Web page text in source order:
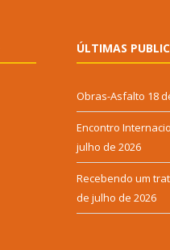
ÚLTIMAS
Obras-Asfalto 18
Encontro
julho de 2026
Recebendo um
de julho de 2026